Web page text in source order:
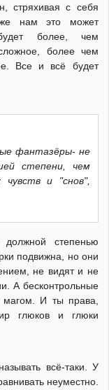
стряхивая с себя
нам это может
более, чем
более чем
Все и всё будет
фантазёры- не
степени, чем
и "снов",
степенью
подвижна, но они
не видят и не
А бесконтрольные
И ты права,
глюков и глюки
всё-таки. У
неуместно.